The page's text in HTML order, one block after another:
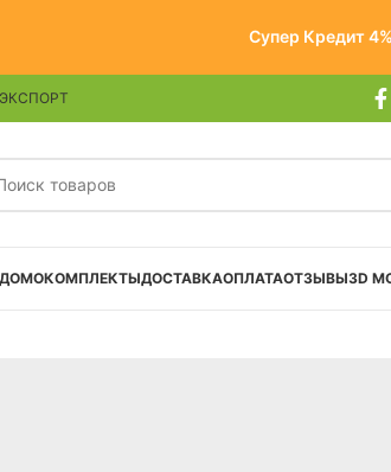
Супер Кредит
ДОМОКОМПЛЕКТЫДОСТАВКАОПЛАТАОТЗЫВЫ3D